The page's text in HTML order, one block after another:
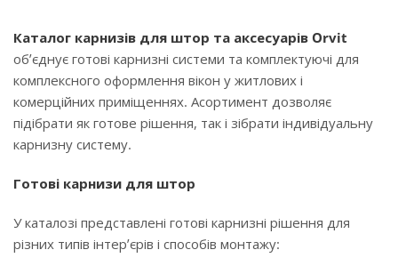
Каталог карнизів для штор та аксесуарів Orvit
об’єднує готові карнизні системи та комплектуючі для
комплексного оформлення вікон у житлових і
комерційних приміщеннях. Асортимент дозволяє
підібрати як готове рішення, так і зібрати індивідуальну
карнизну систему.
Готові карнизи для штор
У каталозі представлені готові карнизні рішення для
різних типів інтер’єрів і способів монтажу: